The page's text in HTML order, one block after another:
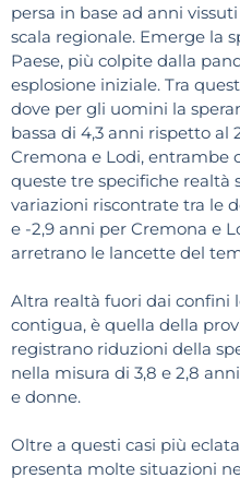
persa in base ad anni
scala regionale. Emerge la
Paese, più colpite dalla
esplosione iniziale. Tra
dove per gli uomini la
bassa di 4,3 anni rispetto al
Cremona e Lodi, entrambe
queste tre specifiche realtà
variazioni riscontrate tra le
e -2,9 anni per Cremona e
arretrano le lancette del
Altra realtà fuori dai
contigua, è quella della
registrano riduzioni della
nella misura di 3,8 e 2,8
e donne.
Oltre a questi casi più
presenta molte situazioni